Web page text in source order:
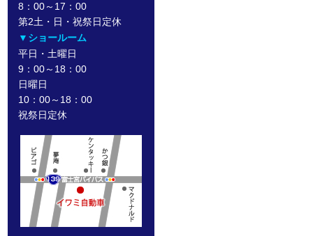
8：00～17：00
第2土・日・祝祭日定休
▼ショールーム
平日・土曜日
9：00～18：00
日曜日
10：00～18：00
祝祭日定休